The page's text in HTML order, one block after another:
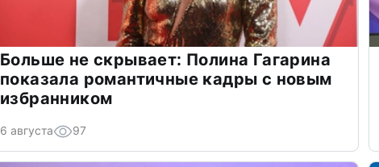
Больше не скрывает: Полина Гагарина
показала романтичные кадры с новым
избранником
6 августа 97